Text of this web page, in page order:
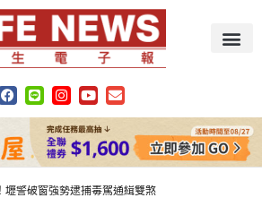
壢警破窗強勢逮捕毒駕通緝雙煞